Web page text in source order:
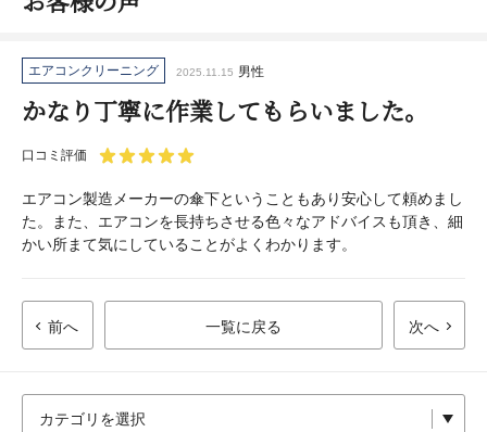
エアコンクリーニング 2025.11.15 男性
かなり丁寧に作業してもらいました。
口コミ評価
エアコン製造メーカーの傘下ということもあり安心して頼めまし
た。また、エアコンを長持ちさせる色々なアドバイスも頂き、細
かい所まて気にしていることがよくわかります。
前へ 一覧に戻る 次へ